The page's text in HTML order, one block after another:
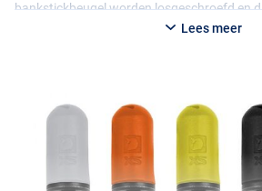
bankstickbeugel worden losgeschroefd en
banksticks of XS-pod worden geschroefd
Lees meer